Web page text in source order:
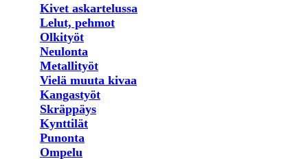
Kivet askartelussa
Lelut, pehmot
Olkityöt
Neulonta
Metallityöt
Vielä muuta kivaa
Kangastyöt
Skräppäys
Kynttilät
Punonta
Ompelu